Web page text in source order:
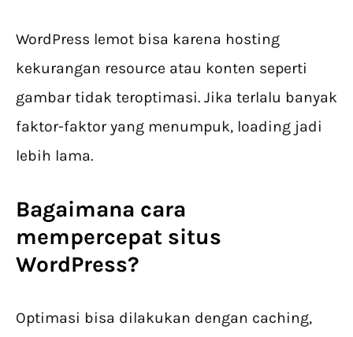
WordPress lemot bisa karena hosting
kekurangan resource atau konten seperti
gambar tidak teroptimasi. Jika terlalu banyak
faktor-faktor yang menumpuk, loading jadi
lebih lama.
Bagaimana cara
mempercepat situs
WordPress?
Optimasi bisa dilakukan dengan caching,